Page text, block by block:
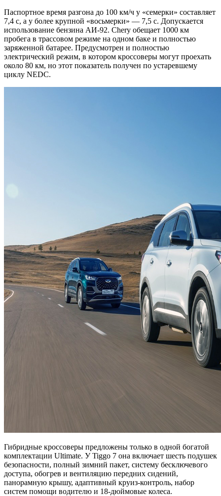
Паспортное время разгона до 100 км/ч у «семерки» составляет
7,4 с, а у более крупной «восьмерки» — 7,5 с. Допускается
использование бензина АИ-92. Chery обещает 1000 км
пробега в трассовом режиме на одном баке и полностью
заряженной батарее. Предусмотрен и полностью
электрический режим, в котором кроссоверы могут проехать
около 80 км, но этот показатель получен по устаревшему
циклу NEDC.
Гибридные кроссоверы предложены только в одной богатой
комплектации Ultimate. У Tiggo 7 она включает шесть подушек
безопасности, полный зимний пакет, систему бесключевого
доступа, обогрев и вентиляцию передних сидений,
панорамную крышу, адаптивный круиз-контроль, набор
систем помощи водителю и 18-дюймовые колеса.